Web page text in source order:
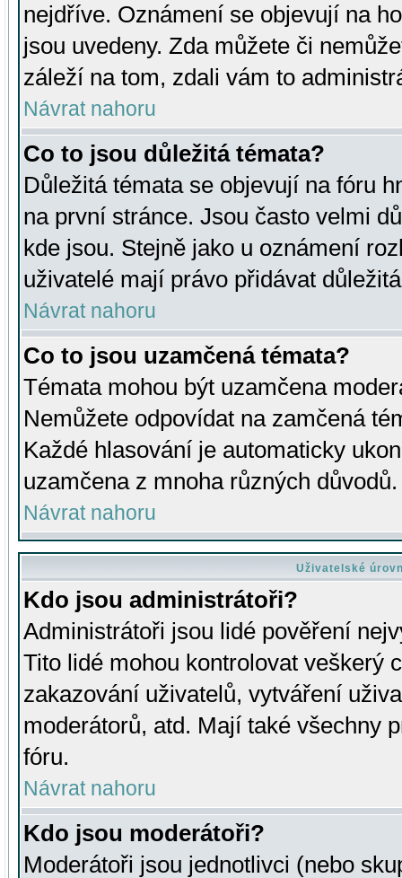
nejdříve. Oznámení se objevují na
jsou uvedeny. Zda můžete či
záleží na tom, zdali vám to
Návrat nahoru
Co to jsou důležitá témata?
Důležitá témata se objevují na fóru
na první stránce. Jsou často velmi
kde jsou. Stejně jako u oznámení
uživatelé mají právo přidávat
Návrat nahoru
Co to jsou uzamčená témata?
Témata mohou být uzamčena
Nemůžete odpovídat na zamčená
Každé hlasování je automaticky
uzamčena z mnoha různých důvodů.
Návrat nahoru
Uživatelské
Kdo jsou administrátoři?
Administrátoři jsou lidé pověření
Tito lidé mohou kontrolovat veškerý
zakazování uživatelů, vytváření
moderátorů, atd. Mají také všechny
fóru.
Návrat nahoru
Kdo jsou moderátoři?
Moderátoři jsou jednotlivci (nebo